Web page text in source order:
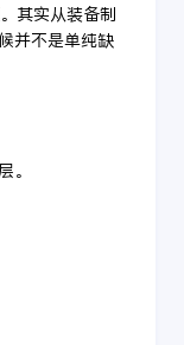
其实从装备制
并不是单纯缺
。